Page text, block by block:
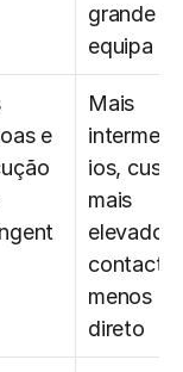
grande
equipa
e
Mais
ios, custo
mais
elevado e
contacto
menos
direto